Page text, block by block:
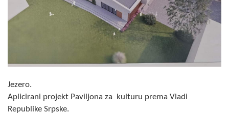
O Načelniku
Zamjenik načelnika
Izvještaj o radu načelnika
Statut Opštine
Jezero.
Aplicirani projekt Paviljona za kulturu prema Vladi
Republike Srpske.